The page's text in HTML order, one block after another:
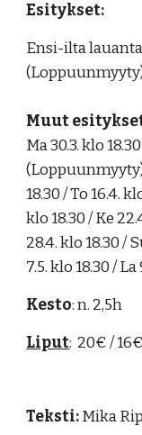
Esitykset:
Ensi-ilta
Muut
Ma 30.3. klo
(Loppuunmyyty)
18.30 / To 16.4.
klo 18.30 / Ke
28.4. klo 18.30 /
7.5. klo 18.30 / La
Kesto:n. 2,5h
Liput: 20€ / 16€
Teksti:Mika